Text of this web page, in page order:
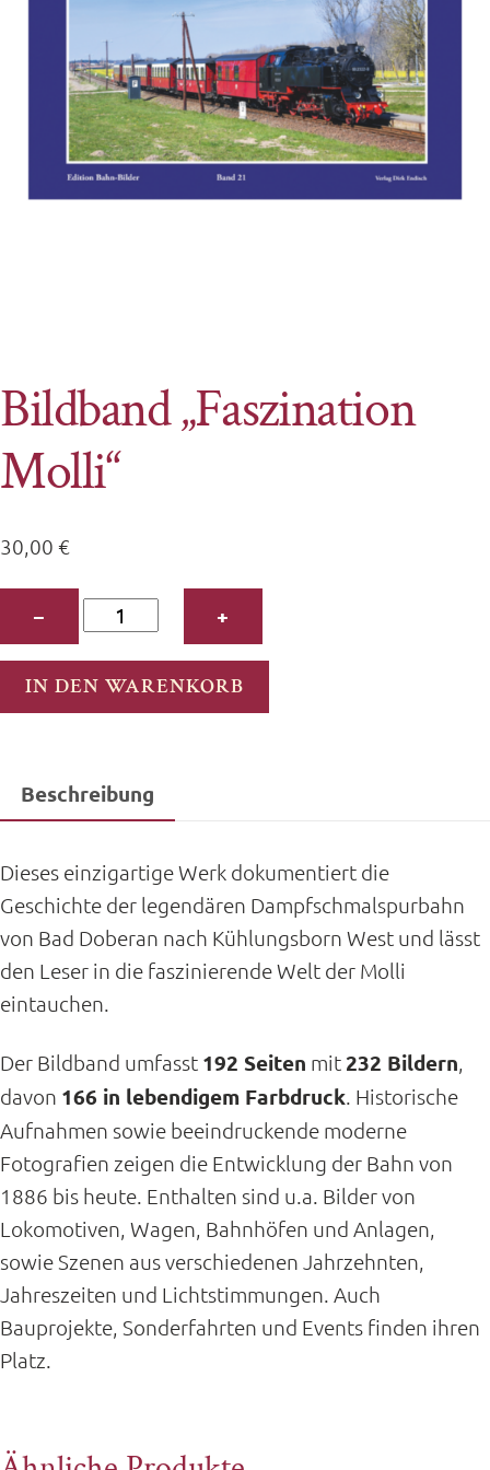
Bildband „Faszination
Molli“
30,00 €
−
Bildband
„Faszination
Molli“
Menge
+
IN DEN WARENKORB
Beschreibung
Dieses einzigartige Werk dokumentiert die
Geschichte der legendären Dampfschmalspurbahn
von Bad Doberan nach Kühlungsborn West und lässt
den Leser in die faszinierende Welt der Molli
eintauchen.
Der Bildband umfasst 192 Seiten mit 232 Bildern,
davon 166 in lebendigem Farbdruck. Historische
Aufnahmen sowie beeindruckende moderne
Fotografien zeigen die Entwicklung der Bahn von
1886 bis heute. Enthalten sind u.a. Bilder von
Lokomotiven, Wagen, Bahnhöfen und Anlagen,
sowie Szenen aus verschiedenen Jahrzehnten,
Jahreszeiten und Lichtstimmungen. Auch
Bauprojekte, Sonderfahrten und Events finden ihren
Platz.